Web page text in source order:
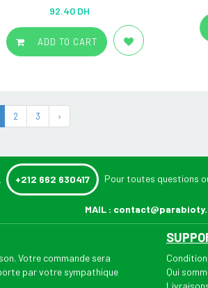
Rated5.00
out of 5
92.40 DH
ADD TO CART
2 3 ›
+212 662 630417 Pour toutes questions
MAIL :
Votre commande sera
par votre sympathique
Qui